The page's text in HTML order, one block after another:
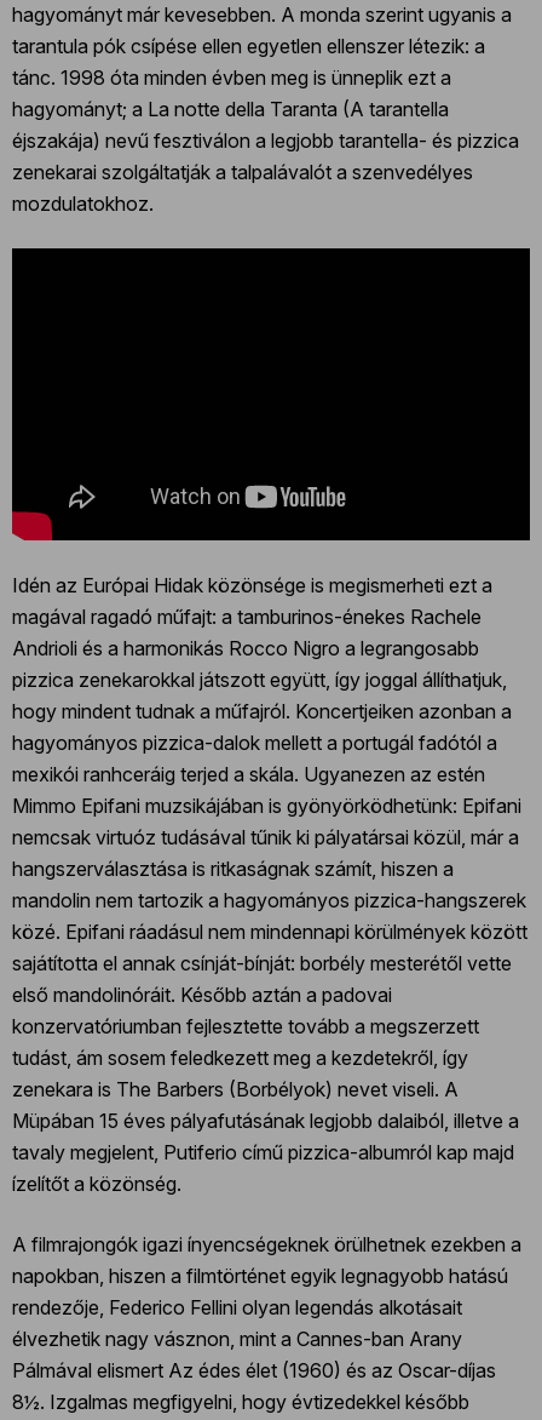
hagyományt már kevesebben. A monda szerint ugyanis a
tarantula pók csípése ellen egyetlen ellenszer létezik: a
tánc. 1998 óta minden évben meg is ünneplik ezt a
hagyományt; a La notte della Taranta (A tarantella
éjszakája) nevű fesztiválon a legjobb tarantella- és pizzica
zenekarai szolgáltatják a talpalávalót a szenvedélyes
mozdulatokhoz.
Idén az Európai Hidak közönsége is megismerheti ezt a
magával ragadó műfajt: a tamburinos-énekes Rachele
Andrioli és a harmonikás Rocco Nigro a legrangosabb
pizzica zenekarokkal játszott együtt, így joggal állíthatjuk,
hogy mindent tudnak a műfajról. Koncertjeiken azonban a
hagyományos pizzica-dalok mellett a portugál fadótól a
mexikói ranhceráig terjed a skála. Ugyanezen az estén
Mimmo Epifani muzsikájában is gyönyörködhetünk: Epifani
nemcsak virtuóz tudásával tűnik ki pályatársai közül, már a
hangszerválasztása is ritkaságnak számít, hiszen a
mandolin nem tartozik a hagyományos pizzica-hangszerek
közé. Epifani ráadásul nem mindennapi körülmények között
sajátította el annak csínját-bínját: borbély mesterétől vette
első mandolinóráit. Később aztán a padovai
konzervatóriumban fejlesztette tovább a megszerzett
tudást, ám sosem feledkezett meg a kezdetekről, így
zenekara is The Barbers (Borbélyok) nevet viseli. A
Müpában 15 éves pályafutásának legjobb dalaiból, illetve a
tavaly megjelent, Putiferio című pizzica-albumról kap majd
ízelítőt a közönség.
A filmrajongók igazi ínyencségeknek örülhetnek ezekben a
napokban, hiszen a filmtörténet egyik legnagyobb hatású
rendezője, Federico Fellini olyan legendás alkotásait
élvezhetik nagy vásznon, mint a Cannes-ban Arany
Pálmával elismert Az édes élet (1960) és az Oscar-díjas
8½. Izgalmas megfigyelni, hogy évtizedekkel később